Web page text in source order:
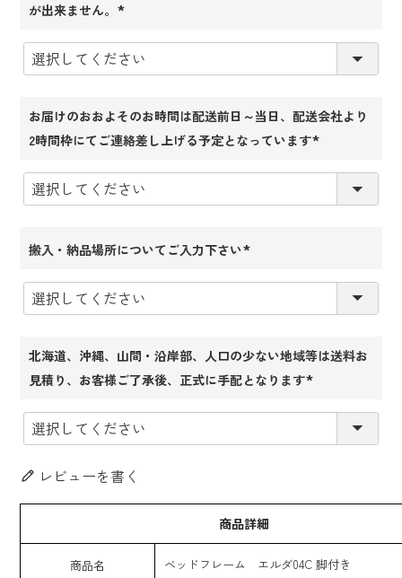
が出来ません。
須)
お届けのおおよそのお時間は配送前日～当日、配送会社より
2時間枠にてご連絡差し上げる予定となっています
搬入・納品場所についてご入力下さい
北海道、沖縄、山間・沿岸部、人口の少ない地域等は送料お
見積り、お客様ご了承後、正式に手配となります
レビューを書く
商品詳細
商品名 ベッドフレーム エルダ04C 脚付き